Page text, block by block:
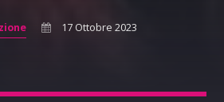
17 Ottobre 2023